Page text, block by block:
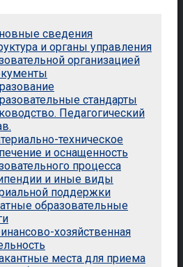
сведения
и органы управления
организацией
стандарты
Педагогический
техническое
и оснащенность
процесса
и иные виды
поддержки
образовательные
хозяйственная
места для приема